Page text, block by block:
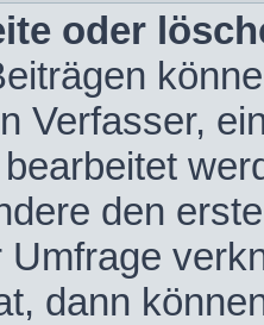
oder
Verfasser,
den
Umfrage
dann